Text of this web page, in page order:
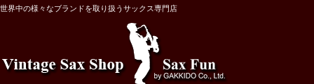
世界中の様々なブランドを取り扱うサックス専門店